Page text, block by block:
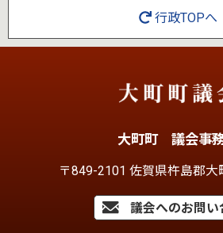
行政TOPへ
大町町 議会事
〒849-2101 佐賀県杵島郡大
議会へのお問い